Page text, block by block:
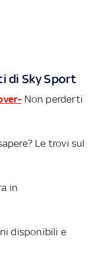
di Sky Sport
Non perderti
Le trovi sul
in
disponibili e